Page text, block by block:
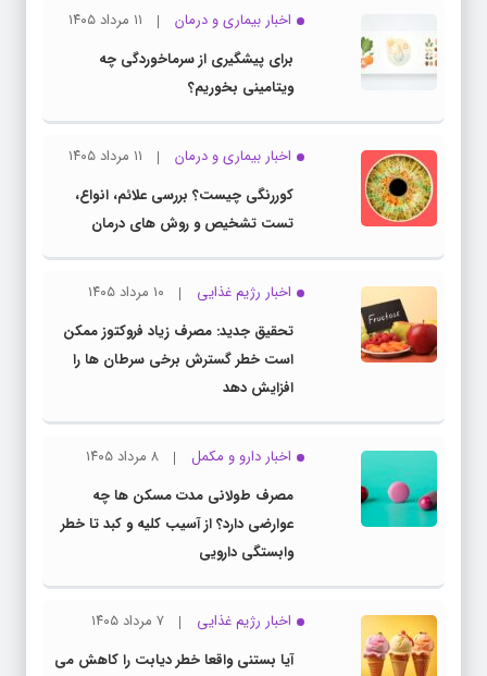
اخبار بیماری و درمان
۱۱ مرداد ۱۴۰۵
برای پیشگیری از سرماخوردگی چه
ویتامینی بخوریم؟
اخبار بیماری و درمان
۱۱ مرداد ۱۴۰۵
کوررنگی چیست؟ بررسی علائم، انواع،
تست تشخیص و روش های درمان
اخبار رژیم غذایی
۱۰ مرداد ۱۴۰۵
تحقیق جدید: مصرف زیاد فروکتوز ممکن
است خطر گسترش برخی سرطان ها را
افزایش دهد
اخبار دارو و مکمل
۸ مرداد ۱۴۰۵
مصرف طولانی مدت مسکن ها چه
عوارضی دارد؟ از آسیب کلیه و کبد تا خطر
وابستگی دارویی
اخبار رژیم غذایی
۷ مرداد ۱۴۰۵
آیا بستنی واقعا خطر دیابت را کاهش می